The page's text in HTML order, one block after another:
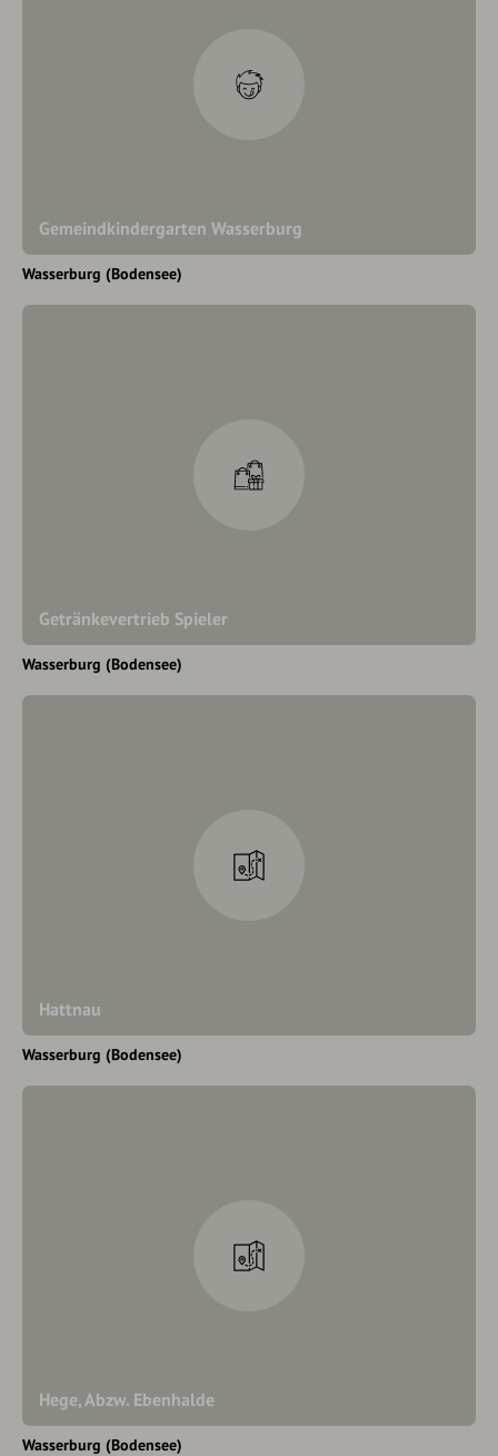
Gemeindkindergarten Wasserburg
Wasserburg (Bodensee)
Getränkevertrieb Spieler
Wasserburg (Bodensee)
Hattnau
Wasserburg (Bodensee)
Hege, Abzw. Ebenhalde
Wasserburg (Bodensee)